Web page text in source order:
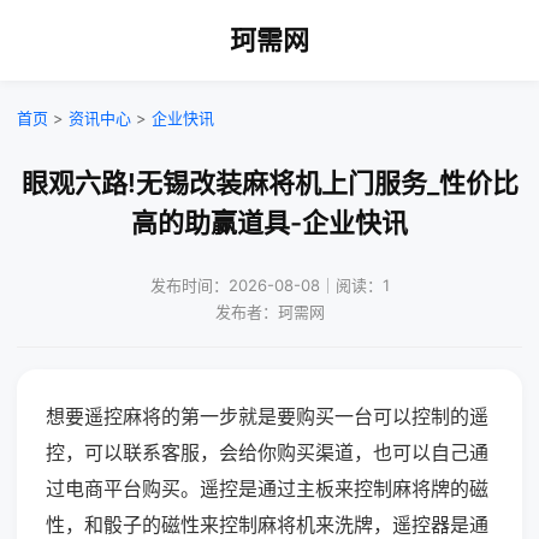
珂需网
首页 > 资讯中心 > 企业快讯
眼观六路!无锡改装麻将机上门服务_性价比
高的助赢道具-企业快讯
发布时间：2026-08-08｜阅读：1
发布者：珂需网
想要遥控麻将的第一步就是要购买一台可以控制的遥
控，可以联系客服，会给你购买渠道，也可以自己通
过电商平台购买。遥控是通过主板来控制麻将牌的磁
性，和骰子的磁性来控制麻将机来洗牌，遥控器是通